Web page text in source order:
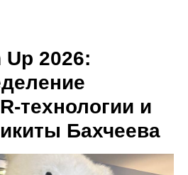
Up 2026:
технологии и
Бахчеева